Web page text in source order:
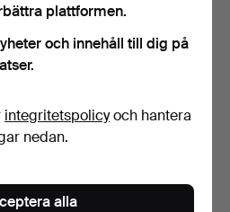
Myntmätare för trefas
växelström AEG 1954,…
32 USD
plattformen.
och innehåll till dig på
integritetspolicyoch hantera
nedan.
alla